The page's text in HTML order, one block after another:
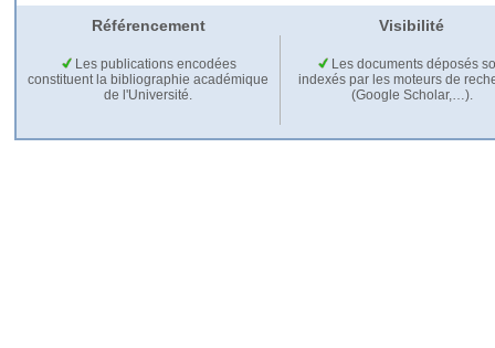
Référencement Visibilité
Les publications encodées
constituent la bibliographie académique
de l'Université.
Les documents déposés
indexés par les moteurs de
(Google Scholar,…).